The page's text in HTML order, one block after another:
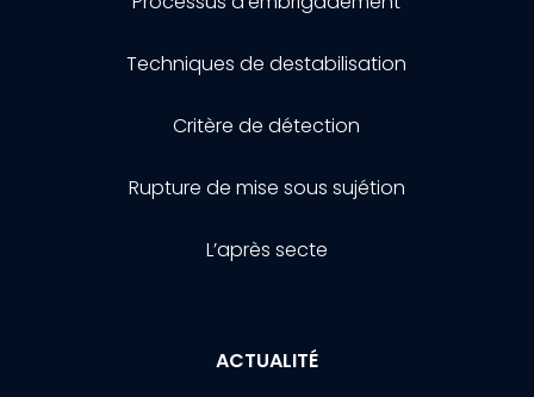
Techniques de destabilisation
Critère de détection
Rupture de mise sous sujétion
L’après secte
ACTUALITÉ